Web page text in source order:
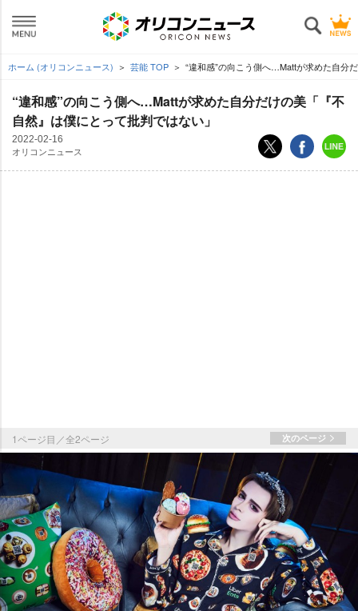
ホーム (オリコンニュース) 芸能 TOP “違和感”の向こう側へ…Mattが求めた自分
“違和感”の向こう側へ…Mattが求めた自分だけの美「『不
自然』は僕にとって批判ではない」
2022-02-16
オリコンニュース
1ページ目／全2ページ 次のページ